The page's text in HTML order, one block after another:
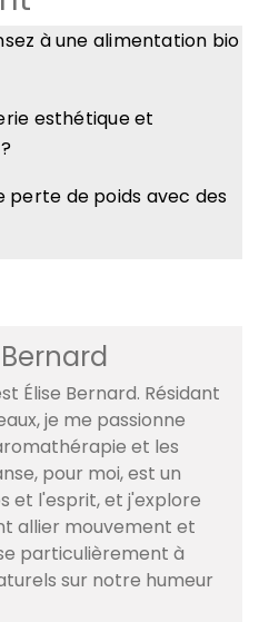
à une alimentation bio
esthétique et
perte de poids avec des
Bernard
Élise Bernard. Résidant
je me passionne
et les
pour moi, est un
et l'esprit, et j'explore
allier mouvement et
particulièrement à
sur notre humeur